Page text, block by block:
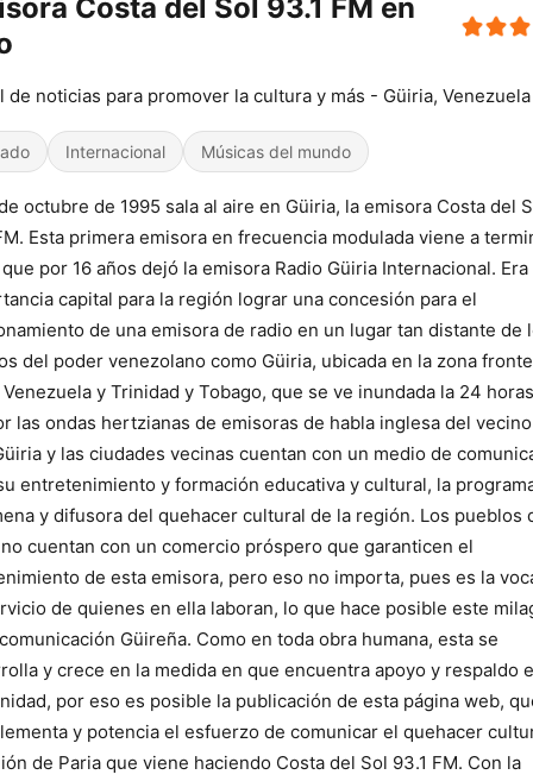
Costa del Sol 93.1 FM en
de noticias para promover la cultura y más - Güiria, Venezuela
Internacional Músicas del mundo
octubre de 1995 sala al aire en Güiria, la emisora Costa del
Esta primera emisora en frecuencia modulada viene a
por 16 años dejó la emisora Radio Güiria Internacional. Era
capital para la región lograr una concesión para el
de una emisora de radio en un lugar tan distante de
del poder venezolano como Güiria, ubicada en la zona
y Trinidad y Tobago, que se ve inundada la 24
las ondas hertzianas de emisoras de habla inglesa del
y las ciudades vecinas cuentan con un medio de
entretenimiento y formación educativa y cultural, la
y difusora del quehacer cultural de la región. Los pueblos
cuentan con un comercio próspero que garanticen el
de esta emisora, pero eso no importa, pues es la
de quienes en ella laboran, lo que hace posible este
Güireña. Como en toda obra humana, esta se
y crece en la medida en que encuentra apoyo y respaldo
por eso es posible la publicación de esta página web,
y potencia el esfuerzo de comunicar el quehacer
de Paria que viene haciendo Costa del Sol 93.1 FM. Con la